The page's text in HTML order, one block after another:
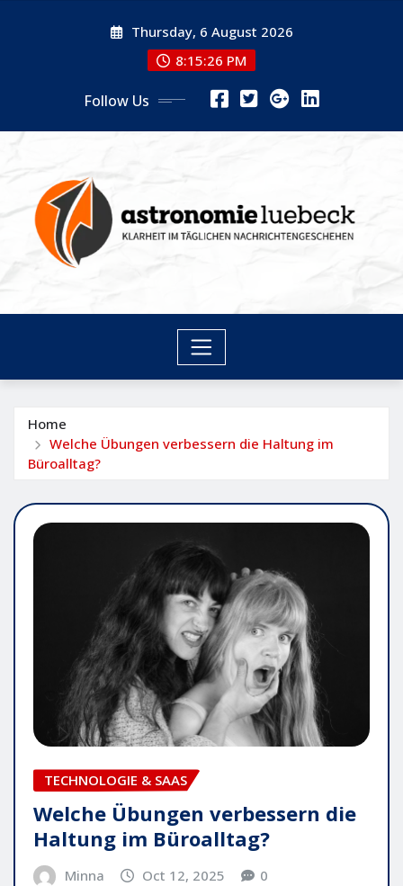
Thursday, 6 August 2026
8:15:27 PM
Follow Us
Home
Welche Übungen verbessern die Haltung im
Büroalltag?
TECHNOLOGIE & SAAS
Welche Übungen verbessern die
Haltung im Büroalltag?
Minna Oct 12, 2025 0